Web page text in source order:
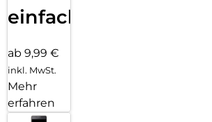
einfach
ab 9,99 €
inkl. MwSt.
Mehr
erfahren